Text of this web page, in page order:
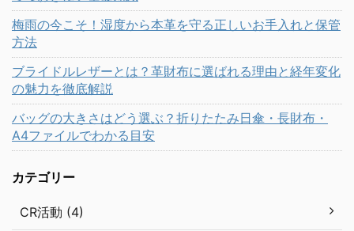
梅雨の今こそ！湿度から本革を守る正しいお手入れと保管
方法
ブライドルレザーとは？革財布に選ばれる理由と経年変化
の魅力を徹底解説
バッグの大きさはどう選ぶ？折りたたみ日傘・長財布・
A4ファイルでわかる目安
カテゴリー
CR活動 (4)